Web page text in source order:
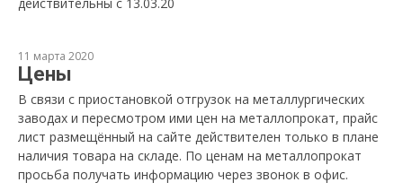
11 марта 2020
Цены
В связи с приостановкой отгрузок на металлургических
заводах и пересмотром ими цен на металлопрокат, прайс
лист размещённый на сайте действителен только в плане
наличия товара на складе. По ценам на металлопрокат
просьба получать информацию через звонок в офис.